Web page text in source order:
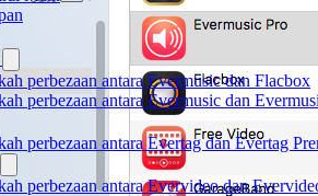
perbezaan antara Evermusic dan Flacbox
perbezaan antara Evermusic dan
perbezaan antara Evertag dan Evertag
perbezaan antara Evervideo dan